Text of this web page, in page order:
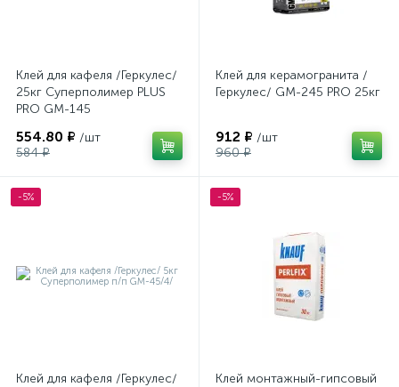
Клей для кафеля /Геркулес/
25кг Суперполимер PLUS
PRO GM-145
554.80 ₽ /шт
584 ₽
Клей для керамогранита /
Геркулес/ GM-245 PRO 25кг
912 ₽ /шт
960 ₽
-5%
Клей для кафеля /Геркулес/
-5%
Клей монтажный-гипсовый